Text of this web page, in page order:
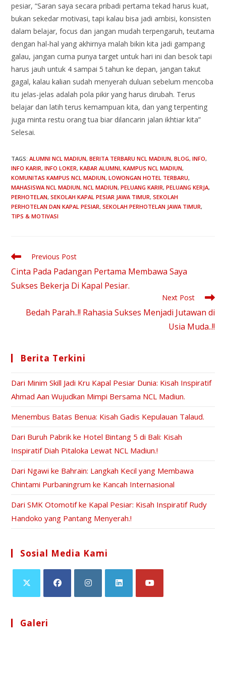
pesiar, “Saran saya secara pribadi pertama tekad harus kuat,
bukan sekedar motivasi, tapi kalau bisa jadi ambisi, konsisten
dalam belajar, focus dan jangan mudah terpengaruh, teutama
dengan hal-hal yang akhirnya malah bikin kita jadi gampang
galau, jangan cuma punya target untuk hari ini dan besok tapi
harus jauh untuk 4 sampai 5 tahun ke depan, jangan takut
gagal, kalau kalian sudah menyerah duluan sebelum mencoba
itu jelas-jelas adalah pola pikir yang harus dirubah. Terus
belajar dan latih terus kemampuan kita, dan yang terpenting
juga minta restu orang tua biar dilancarin jalan ikhtiar kita”
Selesai.
TAGS:ALUMNI NCL MADIUN, BERITA TERBARU NCL MADIUN, BLOG, INFO,
INFO KARIR, INFO LOKER, KABAR ALUMNI, KAMPUS NCL MADIUN,
KOMUNITAS KAMPUS NCL MADIUN, LOWONGAN HOTEL TERBARU,
MAHASISWA NCL MADIUN, NCL MADIUN, PELUANG KARIR, PELUANG KERJA,
PERHOTELAN, SEKOLAH KAPAL PESIAR JAWA TIMUR, SEKOLAH
PERHOTELAN DAN KAPAL PESIAR, SEKOLAH PERHOTELAN JAWA TIMUR,
TIPS & MOTIVASI
Previous Post
Cinta Pada Padangan Pertama Membawa Saya
Sukses Bekerja Di Kapal Pesiar.
Next Post
Bedah Parah..!! Rahasia Sukses Menjadi Jutawan di
Usia Muda..!!
Berita Terkini
Dari Minim Skill Jadi Kru Kapal Pesiar Dunia: Kisah Inspiratif
Ahmad Aan Wujudkan Mimpi Bersama NCL Madiun.
Menembus Batas Benua: Kisah Gadis Kepulauan Talaud.
Dari Buruh Pabrik ke Hotel Bintang 5 di Bali: Kisah
Inspiratif Diah Pitaloka Lewat NCL Madiun.!
Dari Ngawi ke Bahrain: Langkah Kecil yang Membawa
Chintami Purbaningrum ke Kancah Internasional
Dari SMK Otomotif ke Kapal Pesiar: Kisah Inspiratif Rudy
Handoko yang Pantang Menyerah.!
Sosial Media Kami
Galeri